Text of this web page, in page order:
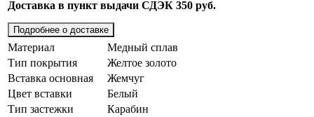
Доставка в пункт выдачи СДЭК 350 руб.
Подробнее о доставке
Материал
Медный сплав
Тип покрытия
Желтое золото
Вставка основная
Жемчуг
Цвет вставки
Белый
Тип застежки
Карабин